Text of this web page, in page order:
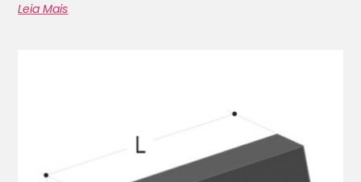
Leia Mais